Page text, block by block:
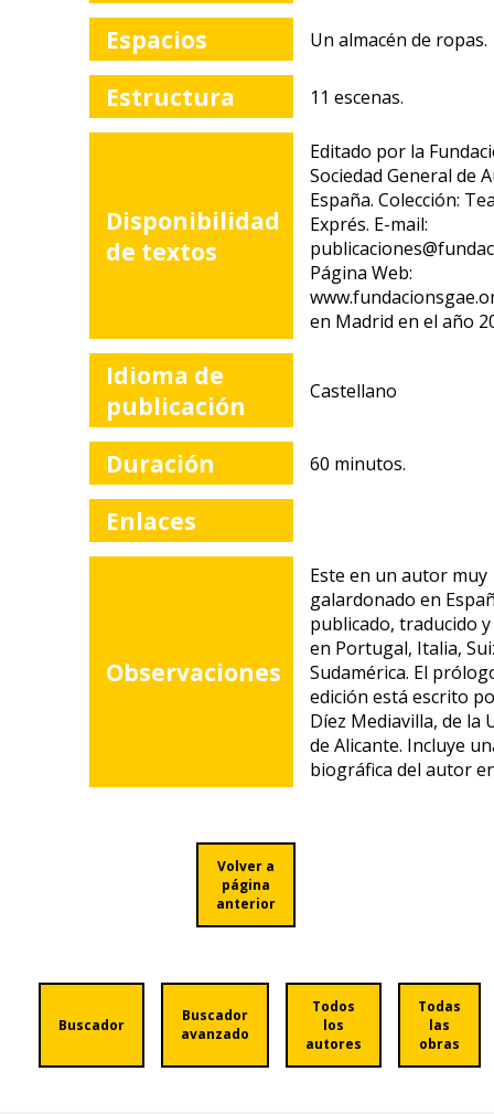
Espacios Un almacén de ropas.
Estructura 11 escenas.
Disponibilidad
de textos
Editado por la
Sociedad General de
España. Colección:
Exprés. E-mail:
Página Web:
en Madrid en el año
Idioma de
publicación
Castellano
Duración 60 minutos.
Enlaces
Observaciones
Este en un autor muy
galardonado en
publicado, traducido
en Portugal, Italia,
Sudamérica. El
edición está escrito
Díez Mediavilla, de la
de Alicante. Incluye
biográfica del autor
Volver a
página
anterior
Buscador
Buscador
avanzado
Todos
los
autores
Todas
las
obras